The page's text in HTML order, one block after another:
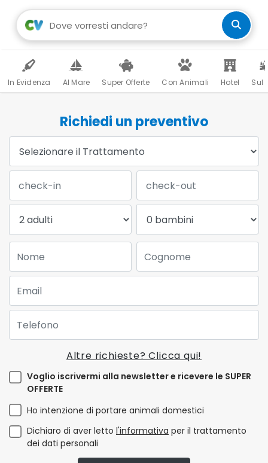
In Evidenza Al Mare Super Offerte Con Animali Hotel Sul
Richiedi un preventivo
Altre richieste? Clicca qui!
Voglio iscrivermi alla newsletter e ricevere le SUPER
OFFERTE
Ho intenzione di portare animali domestici
Dichiaro di aver letto l'informativa per il trattamento
dei dati personali